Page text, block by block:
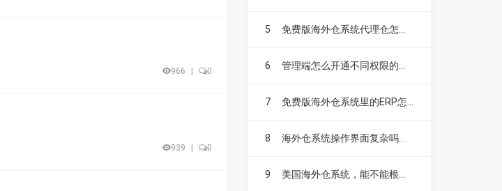
966 | 0
939 | 0
5
6
7
8 海外仓系统操作界面复杂吗？新手容易上手吗？
9